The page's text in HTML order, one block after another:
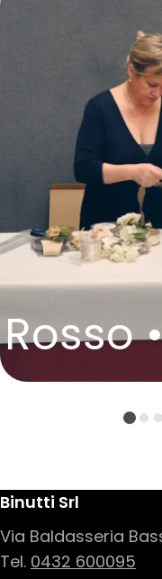
•
Binutti Srl
Via Baldasseria
Tel. 0432 600095